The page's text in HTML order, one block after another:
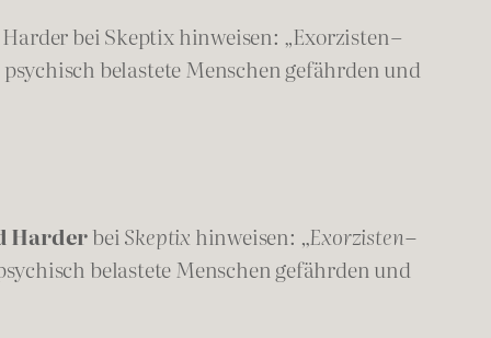
bei Skeptix hinweisen: „Exorzisten –
belastete Menschen gefährden und
Harderbei Skeptix hinweisen: „Exorzisten –
belastete Menschen gefährden und